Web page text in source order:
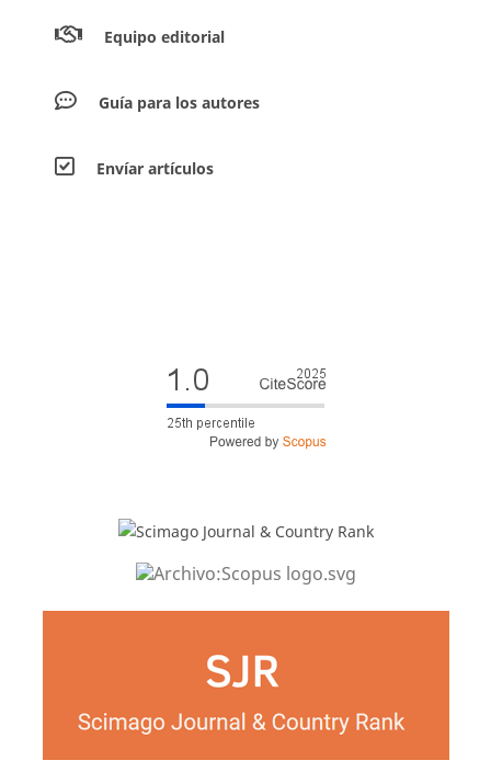
Equipo editorial
Guía para los autores
Envíar artículos